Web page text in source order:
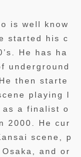
is well know
started his c
He has ha
underground
then starte
playing l
as a finalist o
2000. He cur
scene, p
and or